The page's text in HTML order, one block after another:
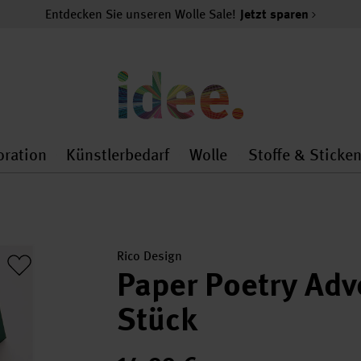
Entdecken Sie unseren Wolle Sale! Jetzt sparen
general.openMenu
Dekoration general.openMenu
Künstlerbedarf
Künstlerbedarf
Wolle
Wolle
Stoffe & Sticken
Rico Design
Paper Poetry
Stück